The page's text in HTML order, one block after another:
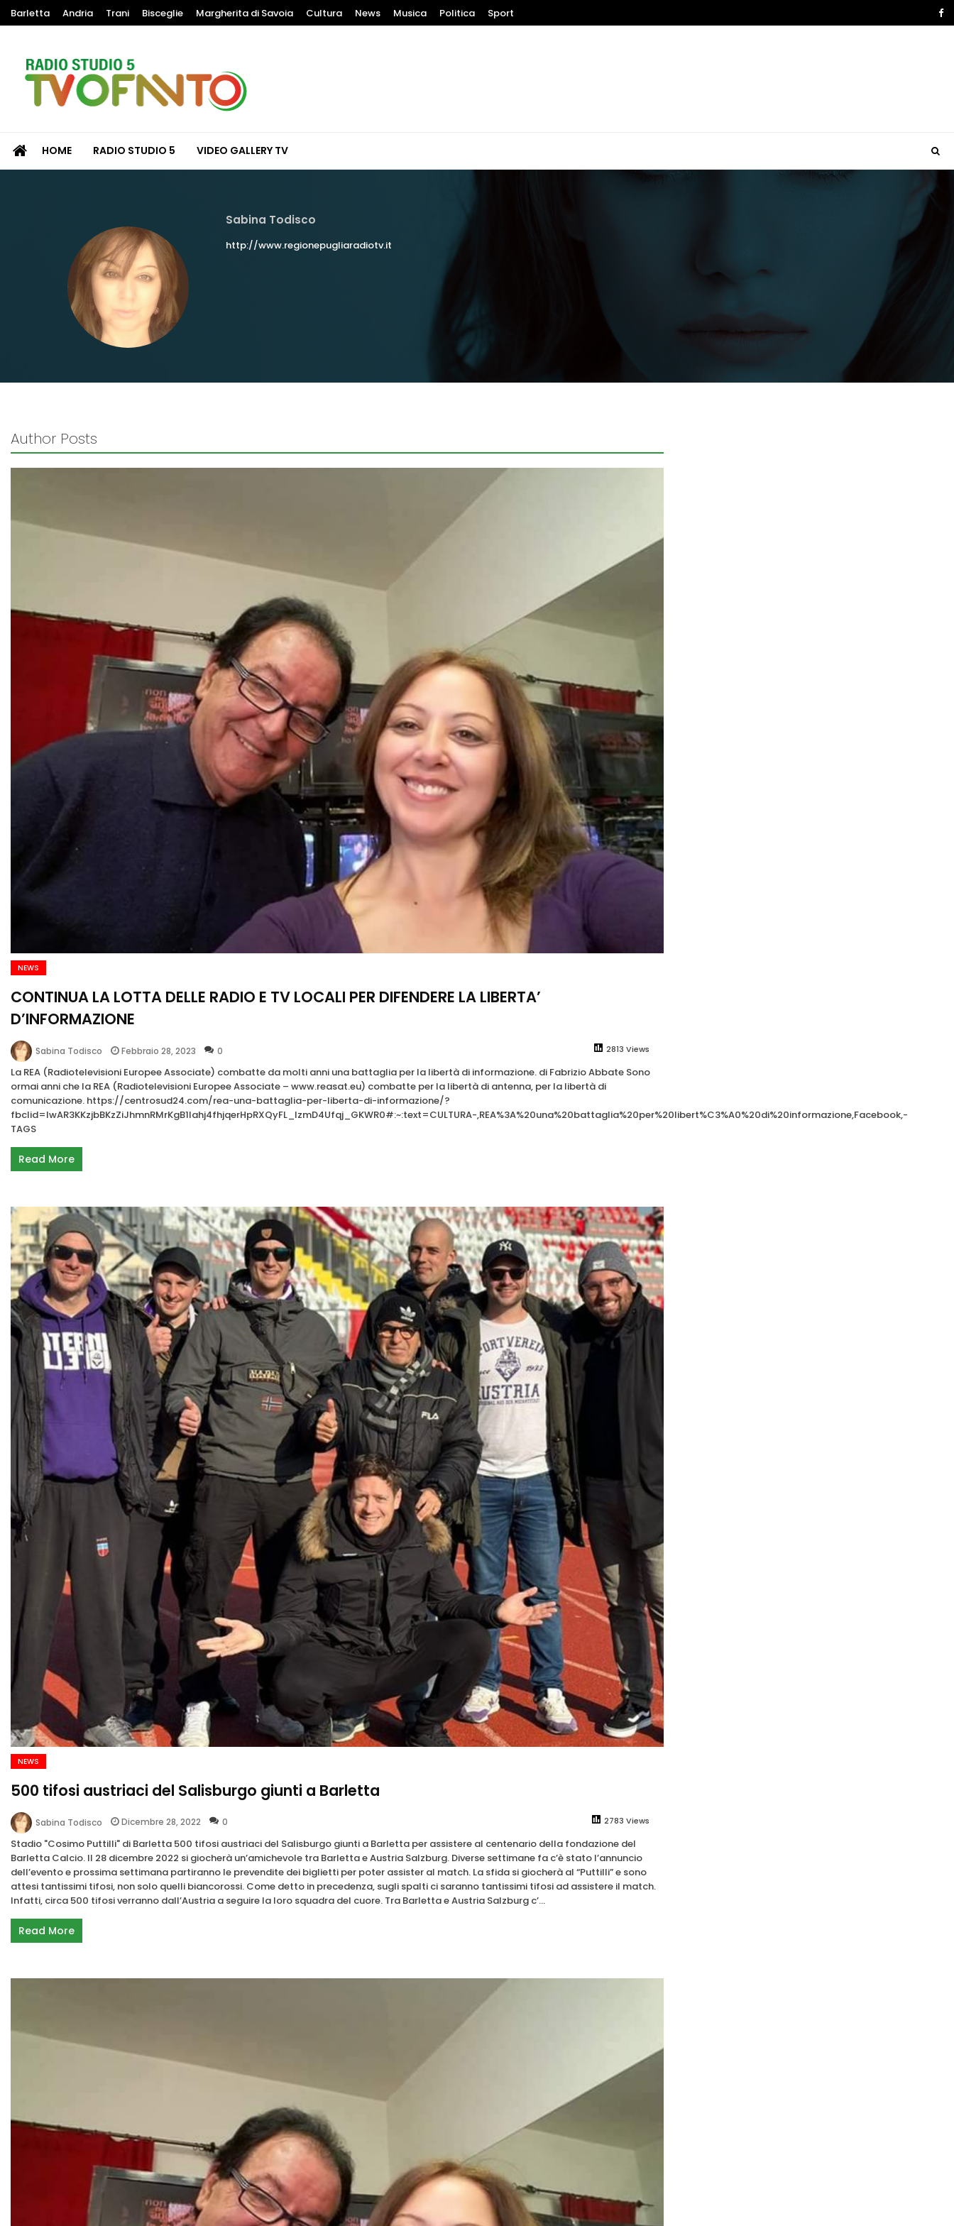
Barletta Andria Trani Bisceglie Margherita di Savoia Cultura News Musica Politica Sport
HOME RADIO STUDIO 5 VIDEO GALLERY TV
Sabina Todisco
http://www.regionepugliaradiotv.it
Author Posts
NEWS
CONTINUA LA LOTTA DELLE RADIO E TV LOCALI PER DIFENDERE LA LIBERTA’
D’INFORMAZIONE
Sabina Todisco Febbraio 28, 2023 2813 Views
0
La REA (Radiotelevisioni Europee Associate) combatte da molti anni una battaglia per la libertà di informazione. di Fabrizio Abbate Sono
ormai anni che la REA (Radiotelevisioni Europee Associate – www.reasat.eu) combatte per la libertà di antenna, per la libertà di
comunicazione. https://centrosud24.com/rea-una-battaglia-per-liberta-di-informazione/?
fbclid=IwAR3KKzjbBKzZiJhmnRMrKgB1lahj4fhjqerHpRXQyFL_lzmD4Ufqj_GKWR0#:~:text=CULTURA-,REA%3A%20una%20battaglia%20per%20libert%C3%A0%20di%20informazione,Facebook,-
TAGS
Read More
NEWS
500 tifosi austriaci del Salisburgo giunti a Barletta
Sabina Todisco Dicembre 28, 2022 2783 Views
0
Stadio "Cosimo Puttilli" di Barletta 500 tifosi austriaci del Salisburgo giunti a Barletta per assistere al centenario della fondazione del
Barletta Calcio. Il 28 dicembre 2022 si giocherà un’amichevole tra Barletta e Austria Salzburg. Diverse settimane fa c’è stato l’annuncio
dell’evento e prossima settimana partiranno le prevendite dei biglietti per poter assister al match. La sfida si giocherà al “Puttilli” e sono
attesi tantissimi tifosi, non solo quelli biancorossi. Come detto in precedenza, sugli spalti ci saranno tantissimi tifosi ad assistere il match.
Infatti, circa 500 tifosi verranno dall’Austria a seguire la loro squadra del cuore. Tra Barletta e Austria Salzburg c’...
Read More